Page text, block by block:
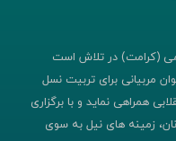
(کرامت) در تلاش است
مربیانی برای تربیت نسل
همراهی نماید و با برگزاری
زمینه های نیل به سوی